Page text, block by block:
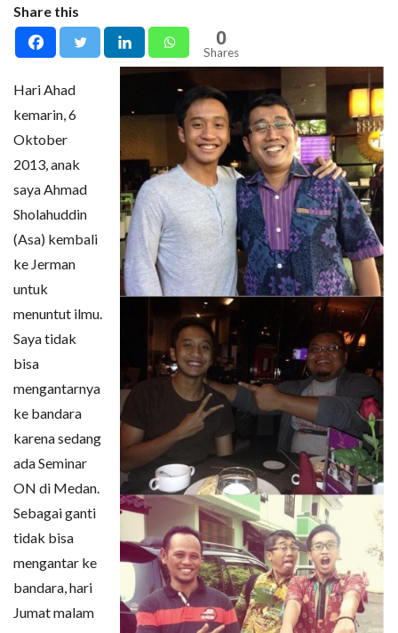
Share this
0
Shares
Hari Ahad
kemarin, 6
Oktober
2013, anak
saya Ahmad
Sholahuddin
(Asa) kembali
ke Jerman
untuk
menuntut ilmu.
Saya tidak
bisa
mengantarnya
ke bandara
karena sedang
ada Seminar
ON di Medan.
Sebagai ganti
tidak bisa
mengantar ke
bandara, hari
Jumat malam